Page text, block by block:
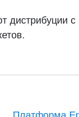
дистрибуции